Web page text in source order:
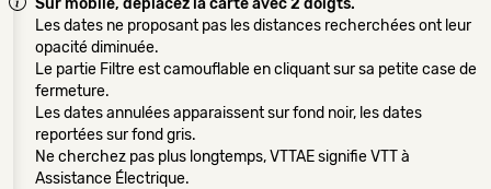
Sur mobile, déplacez la carte avec 2 doigts.
Les dates ne proposant pas les distances recherchées ont leur
opacité diminuée.
Le partie Filtre est camouflable en cliquant sur sa petite case de
fermeture.
Les dates annulées apparaissent sur fond noir, les dates
reportées sur fond gris.
Ne cherchez pas plus longtemps, VTTAE signifie VTT à
Assistance Électrique.